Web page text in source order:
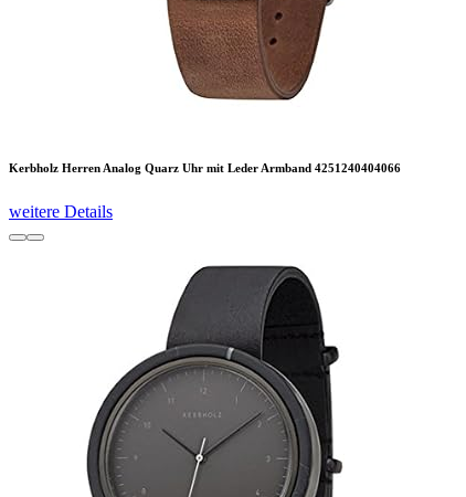
Kerbholz Herren Analog Quarz Uhr mit Leder Armband 4251240404066
weitere Details